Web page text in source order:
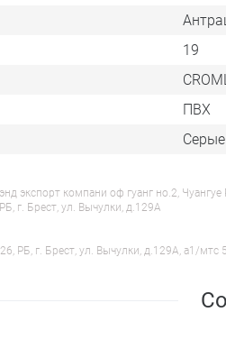
19
ПВХ
экспорт компани оф гуанг но.2,
г. Брест, ул. Вычулки, д.129А
РБ, г. Брест, ул. Вычулки, д.129А, a1/мтс